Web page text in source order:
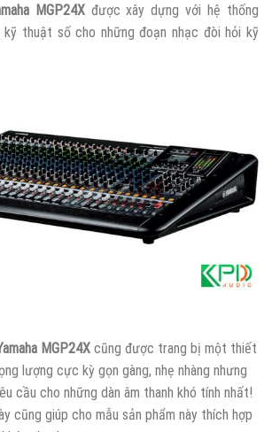
MGP24Xđược xây dựng với hệ thống
thuật số cho những đoạn nhạc đòi hỏi kỹ
MGP24X cũng được trang bị một thiết
lượng cực kỳ gọn gàng, nhẹ nhàng nhưng
cầu cho những dàn âm thanh khó tính nhất!
cũng giúp cho mẫu sản phẩm này thích hợp